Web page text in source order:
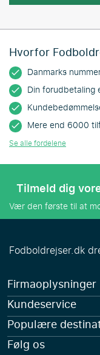
Hvorfor
Danmarks
Din forudbetaling
Mere end 6000
Se alle fordelene
Tilmeld dig
Vær den første til at
Fodboldrejser.dk
Firmaoplysninger
Kundeservice
Populære
Følg os